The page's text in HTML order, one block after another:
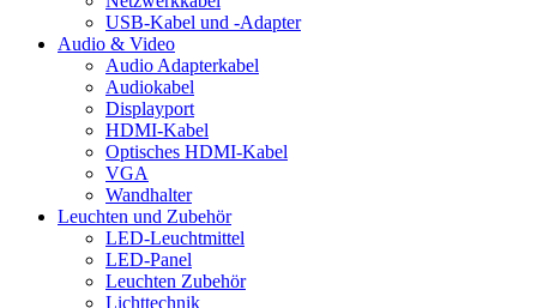
USB-Kabel und -Adapter
Audio & Video
Audio Adapterkabel
Audiokabel
Displayport
HDMI-Kabel
Optisches HDMI-Kabel
VGA
Wandhalter
Leuchten und Zubehör
LED-Leuchtmittel
LED-Panel
Leuchten Zubehör
Lichttechnik